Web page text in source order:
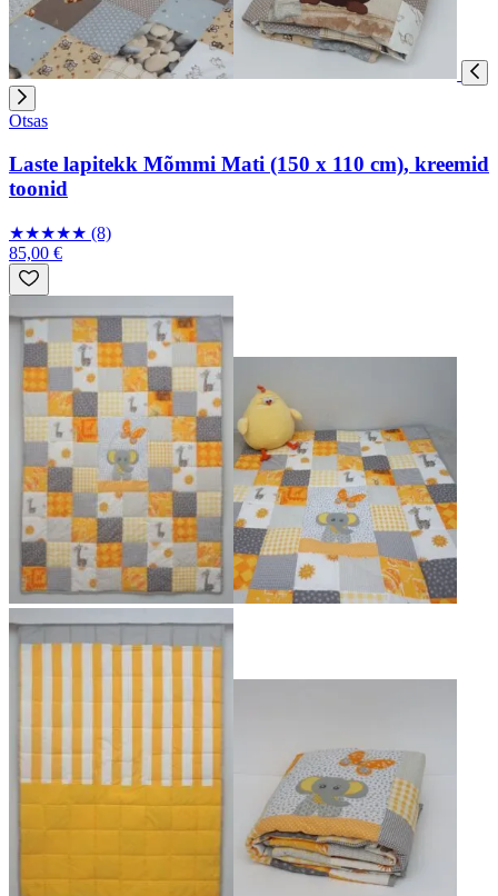
Otsas
Laste lapitekk Mõmmi Mati (150 x 110 cm), kreemid
toonid
★★★★★ (8)
85,00 €